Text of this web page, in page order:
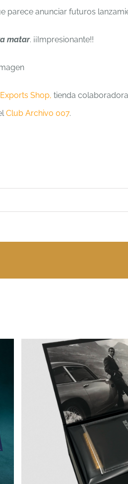
parece anunciar futuros
matar. ¡¡Impresionante!!
Shop, tienda
Club Archivo 007.